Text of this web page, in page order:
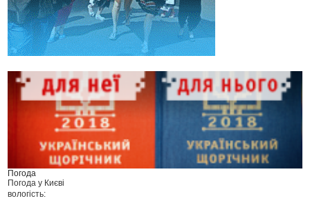
Погода
Погода у Києві
вологість: